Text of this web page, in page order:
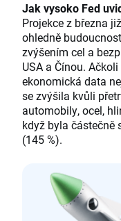
Jak vysoko Fed
Projekce z března
ohledně
zvýšením cel a
USA a Čínou.
ekonomická data
se zvýšila kvůli
automobily, ocel,
když byla částečně
(145 %).